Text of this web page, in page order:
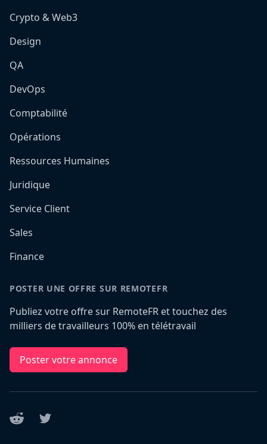
Crypto & Web3
Design
QA
DevOps
Comptabilité
Opérations
Ressources Humaines
Juridique
Service Client
Sales
Finance
POSTER UNE OFFRE SUR REMOTEFR
Publiez votre offre sur RemoteFR et touchez des
milliers de travailleurs 100% en télétravail
Poster votre annonce
Reddit Twitter